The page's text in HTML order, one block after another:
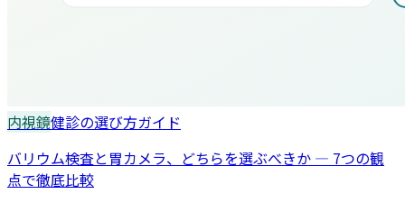
内視鏡健診の選び方ガイド
バリウム検査と胃カメラ、どちらを選ぶべきか — 7つの観
点で徹底比較